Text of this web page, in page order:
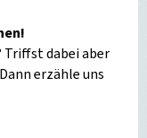
dabei aber
erzähle uns